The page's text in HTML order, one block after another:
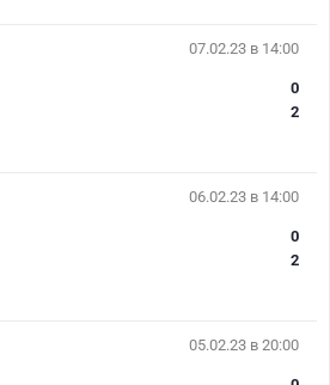
07.02.23 в 14:00
0
2
06.02.23 в 14:00
0
2
05.02.23 в 20:00